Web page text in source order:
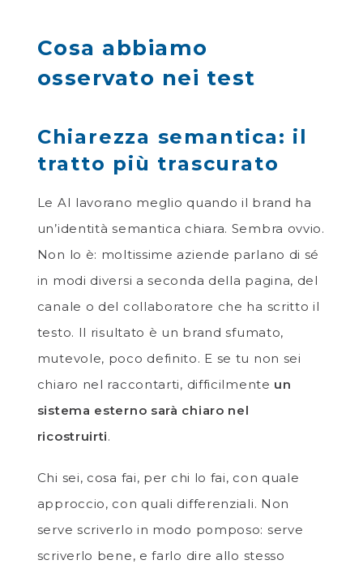
Cosa abbiamo
osservato nei test
Chiarezza semantica: il
tratto più trascurato
Le AI lavorano meglio quando il brand ha
un’identità semantica chiara. Sembra ovvio.
Non lo è: moltissime aziende parlano di sé
in modi diversi a seconda della pagina, del
canale o del collaboratore che ha scritto il
testo. Il risultato è un brand sfumato,
mutevole, poco definito. E se tu non sei
chiaro nel raccontarti, difficilmente un
sistema esterno sarà chiaro nel
ricostruirti.
Chi sei, cosa fai, per chi lo fai, con quale
approccio, con quali differenziali. Non
serve scriverlo in modo pomposo: serve
scriverlo bene, e farlo dire allo stesso